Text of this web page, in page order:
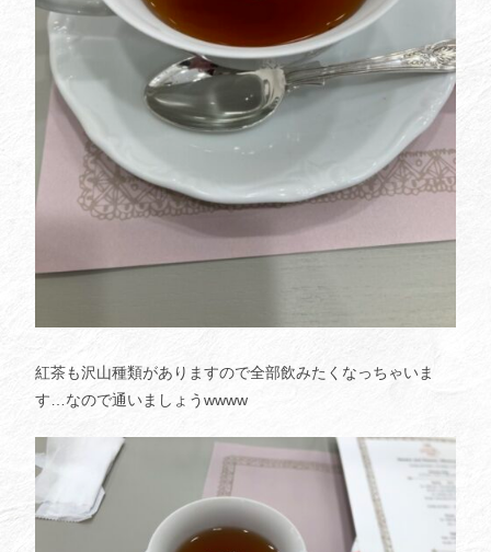
紅茶も沢山種類がありますので全部飲みたくなっちゃいま
す…なので通いましょうwwww